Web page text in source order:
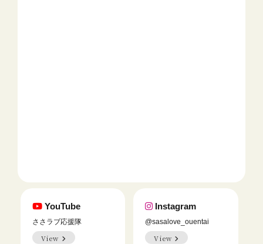
YouTube
ささラブ応援隊
View
Instagram
@sasalove_ouentai
View